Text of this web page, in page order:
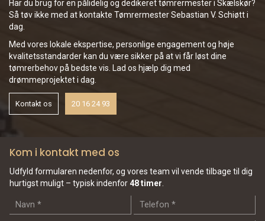
Har du brug for en pålidelig og dedikeret tømrermester i Skælskør?
Så tøv ikke med at kontakte Tømrermester Sebastian V. Schiøtt i
dag.
Med vores lokale ekspertise, personlige engagement og høje
kvalitetsstandarder kan du være sikker på at vi får løst dine
tømrerbehov på bedste vis. Lad os hjælp dig med
drømmeprojektet i dag.
Kontakt os 20 16 24 93
Kom i kontakt med os
Udfyld formularen nedenfor, og vores team vil vende tilbage til dig
hurtigst muligt – typisk indenfor 48 timer